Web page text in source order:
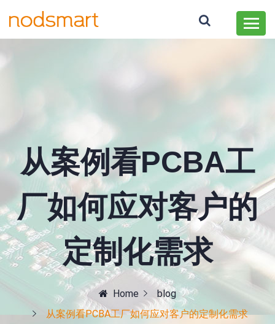
从案例看PCBA工
厂如何应对客户的
定制化需求
Home
blog
从案例看PCBA工厂如何应对客户的定制化需求